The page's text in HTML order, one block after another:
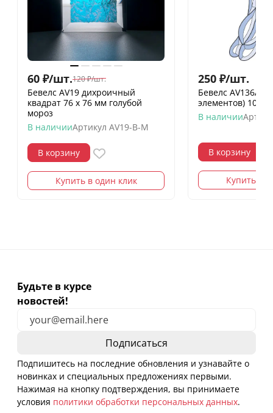
60 ₽/шт.120 ₽/шт.
Бевелс AV19 дихроичный
квадрат 76 х 76 мм голубой
мороз
В наличииАртикул AV19-B-M
В корзину
Купить в один клик
250 ₽/шт.
Бевелс AV136A
элементов) 104
В наличии
В корзину
Купить в
Будьте в курсе
новостей!
Подпишитесь на последние обновления и узнавайте о
новинках и специальных предложениях первыми.
Нажимая на кнопку подтверждения, вы принимаете
условия политики обработки персональных данных.